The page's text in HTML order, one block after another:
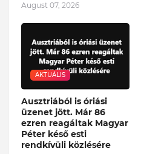
August 07, 2026
AKTUÁLIS
Ausztriából is óriási
üzenet jött. Már 86
ezren reagáltak Magyar
Péter késő esti
rendkívüli közlésére